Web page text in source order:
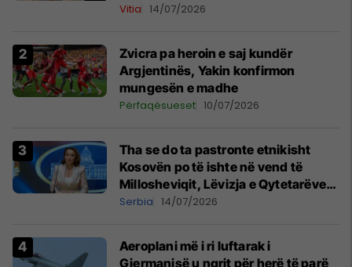
Vitia 14/07/2026
Zvicra pa heroin e saj kundër
Argjentinës, Yakin konfirmon
mungesën e madhe
Përfaqësueset 10/07/2026
Tha se do ta pastronte etnikisht
Kosovën po të ishte në vend të
Millosheviqit, Lëvizja e Qytetarëve
të Lirë në Serbi kërkon shkarkimin e
Serbia 14/07/2026
Aeroplani më i ri luftarak i
Gjermanisë u ngrit për herë të parë